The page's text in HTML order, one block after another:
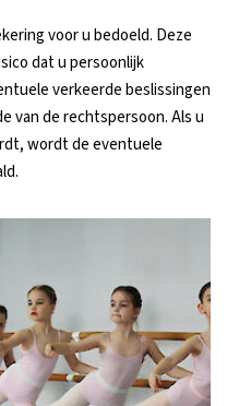
voor u bedoeld. Deze
dat u persoonlijk
verkeerde beslissingen
van de rechtspersoon. Als u
wordt de eventuele